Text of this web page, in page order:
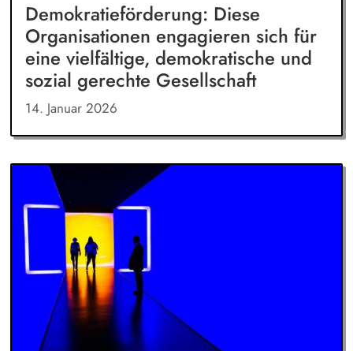
Demokratieförderung: Diese
Organisationen engagieren sich für
eine vielfältige, demokratische und
sozial gerechte Gesellschaft
14. Januar 2026